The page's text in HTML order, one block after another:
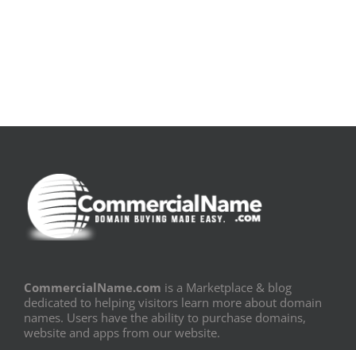
CommercialName.com is a Marketplace & blog
dedicated to helping visitors learn more about domain
names. Users have the ability to purchase domains,
website and apps from our website.